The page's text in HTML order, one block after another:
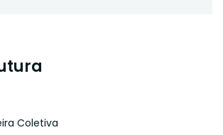
Coletiva